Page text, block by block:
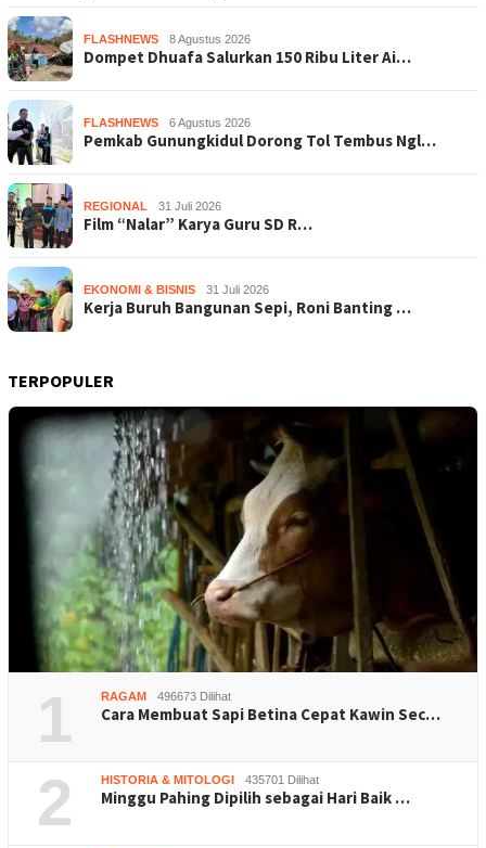
FLASHNEWS 8 Agustus 2026
Dompet Dhuafa Salurkan 150 Ribu Liter Ai…
FLASHNEWS 6 Agustus 2026
Pemkab Gunungkidul Dorong Tol Tembus Ngl…
REGIONAL 31 Juli 2026
Film “Nalar” Karya Guru SD R…
EKONOMI & BISNIS 31 Juli 2026
Kerja Buruh Bangunan Sepi, Roni Banting …
TERPOPULER
1 RAGAM 496673 Dilihat
Cara Membuat Sapi Betina Cepat Kawin Sec…
2 HISTORIA & MITOLOGI 435701 Dilihat
Minggu Pahing Dipilih sebagai Hari Baik …